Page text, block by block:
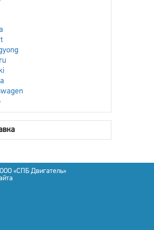
«СПБ Двигатель»